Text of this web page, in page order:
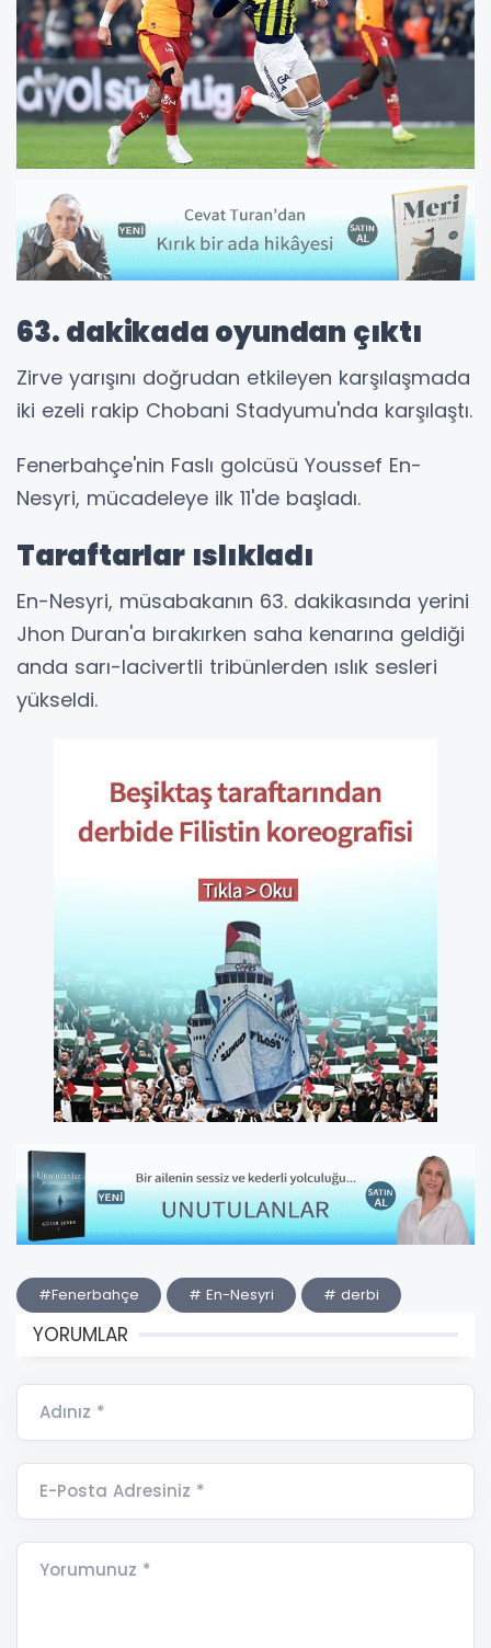
63. dakikada oyundan çıktı
Zirve yarışını doğrudan etkileyen karşılaşmada
iki ezeli rakip Chobani Stadyumu'nda karşılaştı.
Fenerbahçe'nin Faslı golcüsü Youssef En-
Nesyri, mücadeleye ilk 11'de başladı.
Taraftarlar ıslıkladı
En-Nesyri, müsabakanın 63. dakikasında yerini
Jhon Duran'a bırakırken saha kenarına geldiği
anda sarı-lacivertli tribünlerden ıslık sesleri
yükseldi.
#Fenerbahçe # En-Nesyri # derbi
YORUMLAR
Adınız *
E-Posta Adresiniz *
Yorumunuz *